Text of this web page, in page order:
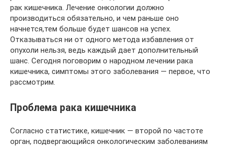
рак кишечника. Лечение онкологии должно
производиться обязательно, и чем раньше оно
начнется,тем больше будет шансов на успех.
Отказываться ни от одного метода избавления от
опухоли нельзя, ведь каждый дает дополнительный
шанс. Сегодня поговорим о народном лечении рака
кишечника, симптомы этого заболевания — первое, что
рассмотрим.
Проблема рака кишечника
Согласно статистике, кишечник — второй по частоте
орган, подвергающийся онкологическим заболеваниям